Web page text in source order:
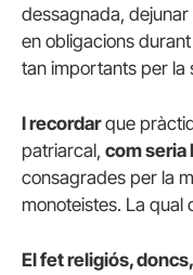
dessagnada,
en obligacions
tan importants per la
I recordarque
patriarcal, com seria
consagrades per la
monoteistes. La qual
El fet religiós,